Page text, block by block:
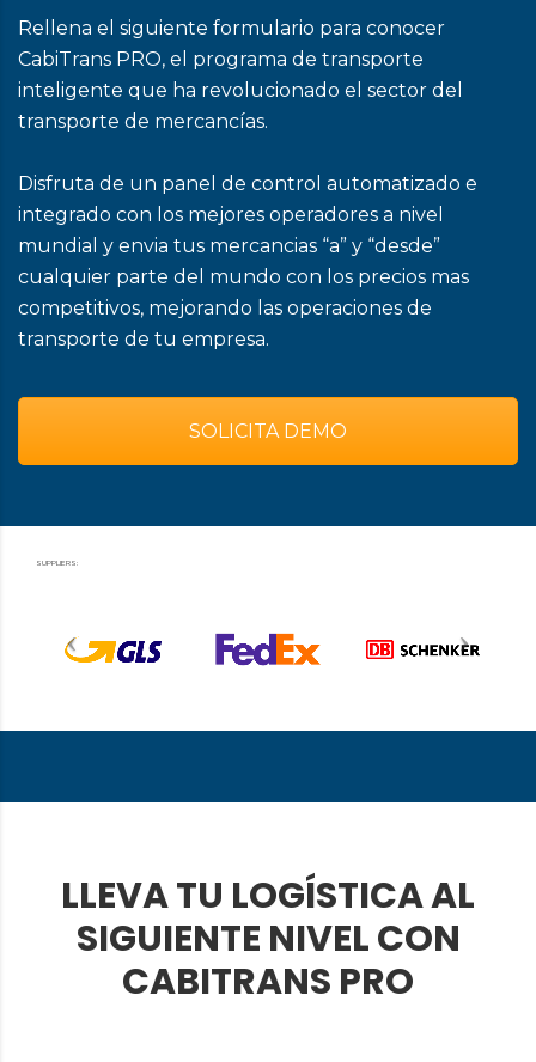
Rellena el siguiente formulario para conocer
CabiTrans PRO, el programa de transporte
inteligente que ha revolucionado el sector del
transporte de mercancías.
Disfruta de un panel de control automatizado e
integrado con los mejores operadores a nivel
mundial y envia tus mercancias “a” y “desde”
cualquier parte del mundo con los precios mas
competitivos, mejorando las operaciones de
transporte de tu empresa.
SOLICITA DEMO
SUPPLIERS:
LLEVA TU LOGÍSTICA AL
SIGUIENTE NIVEL CON
CABITRANS PRO